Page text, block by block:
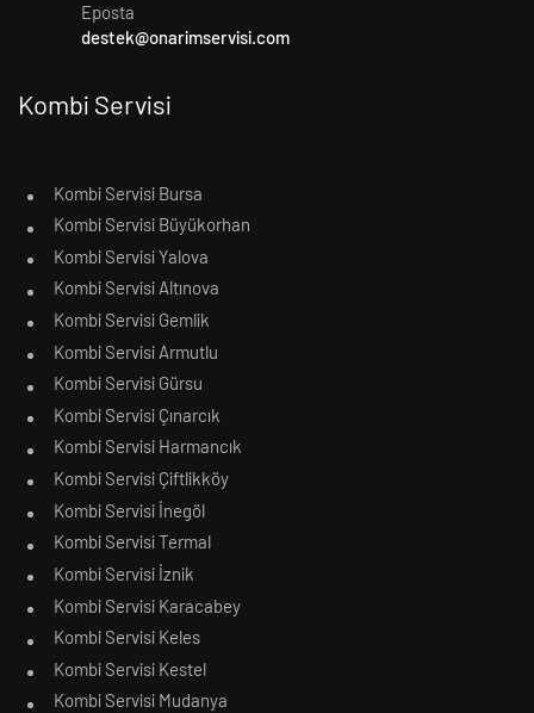
Eposta
destek@onarimservisi.com
Kombi Servisi
Kombi Servisi Bursa
Kombi Servisi Büyükorhan
Kombi Servisi Yalova
Kombi Servisi Altınova
Kombi Servisi Gemlik
Kombi Servisi Armutlu
Kombi Servisi Gürsu
Kombi Servisi Çınarcık
Kombi Servisi Harmancık
Kombi Servisi Çiftlikköy
Kombi Servisi İnegöl
Kombi Servisi Termal
Kombi Servisi İznik
Kombi Servisi Karacabey
Kombi Servisi Keles
Kombi Servisi Kestel
Kombi Servisi Mudanya